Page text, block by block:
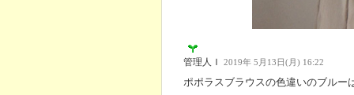
管理人Ｉ 2019年 5月13日(月) 16:22
ポポラスブラウスの色違いのブルー